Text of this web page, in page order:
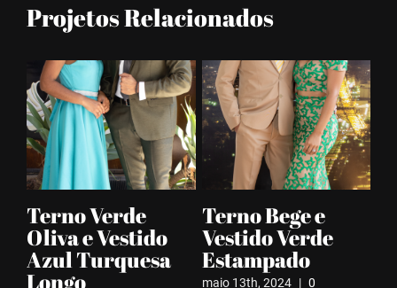
Projetos Relacionados
Terno Verde
Oliva e Vestido
Azul Turquesa
Longo
Terno Bege e
Vestido Verde
Estampado
maio 13th, 2024 | 0